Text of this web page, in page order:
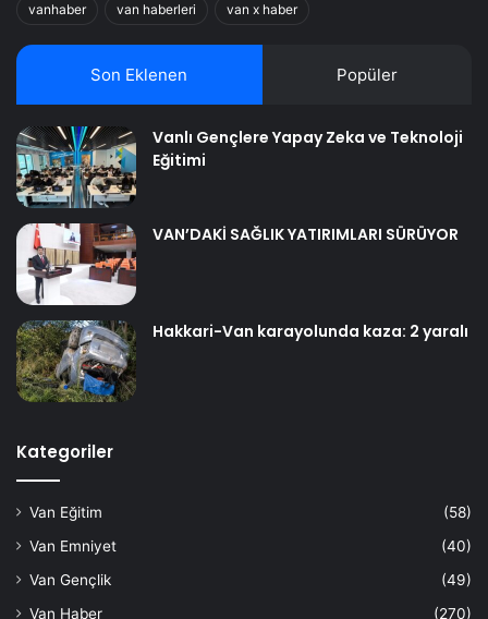
vanhaber van haberleri van x haber
Son Eklenen Popüler
Vanlı Gençlere Yapay Zeka ve Teknoloji
Eğitimi
VAN’DAKİ SAĞLIK YATIRIMLARI SÜRÜYOR
Hakkari-Van karayolunda kaza: 2 yaralı
Kategoriler
Van Eğitim
(58)
Van Emniyet
(40)
Van Gençlik
(49)
Van Haber
(270)